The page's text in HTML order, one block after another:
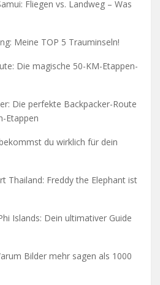
Fliegen vs. Landweg – Was
Meine TOP 5 Trauminseln!
Die magische 50-KM-Etappen-
Die perfekte Backpacker-Route
Etappen
du wirklich für dein
Thailand: Freddy the Elephant ist
Islands: Dein ultimativer Guide
Bilder mehr sagen als 1000